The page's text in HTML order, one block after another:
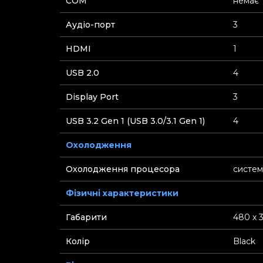
Аудіо-порт 3
HDMI 1
USB 2.0 4
Display Port 3
USB 3.2 Gen 1 (USB 3.0/3.1 Gen 1) 4
Охолодження
Охолодження процесора
Фізичні характеристики
Габарити 480 х
Колір Black